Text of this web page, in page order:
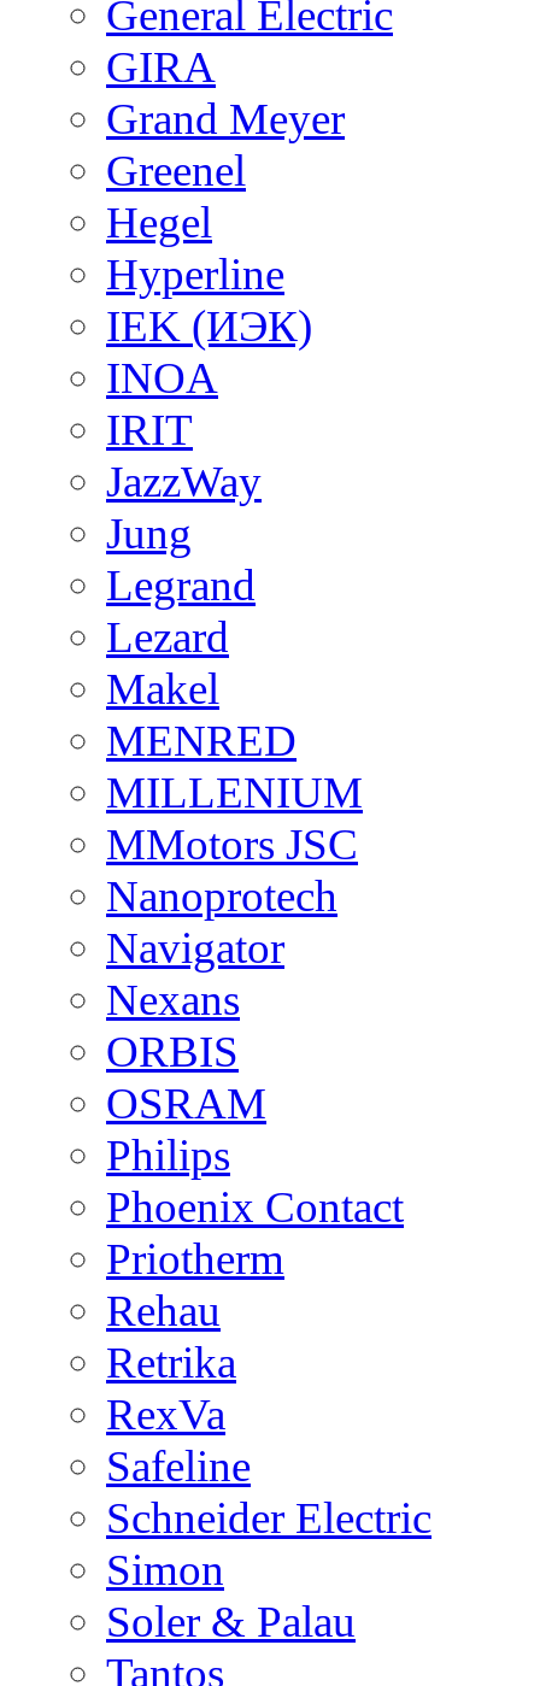
General Electric
GIRA
Grand Meyer
Greenel
Hegel
Hyperline
IEK (ИЭК)
INOA
IRIT
JazzWay
Jung
Legrand
Lezard
Makel
MENRED
MILLENIUM
MMotors JSC
Nanoprotech
Navigator
Nexans
ORBIS
OSRAM
Philips
Phoenix Contact
Priotherm
Rehau
Retrika
RexVa
Safeline
Schneider Electric
Simon
Soler & Palau
Tantos